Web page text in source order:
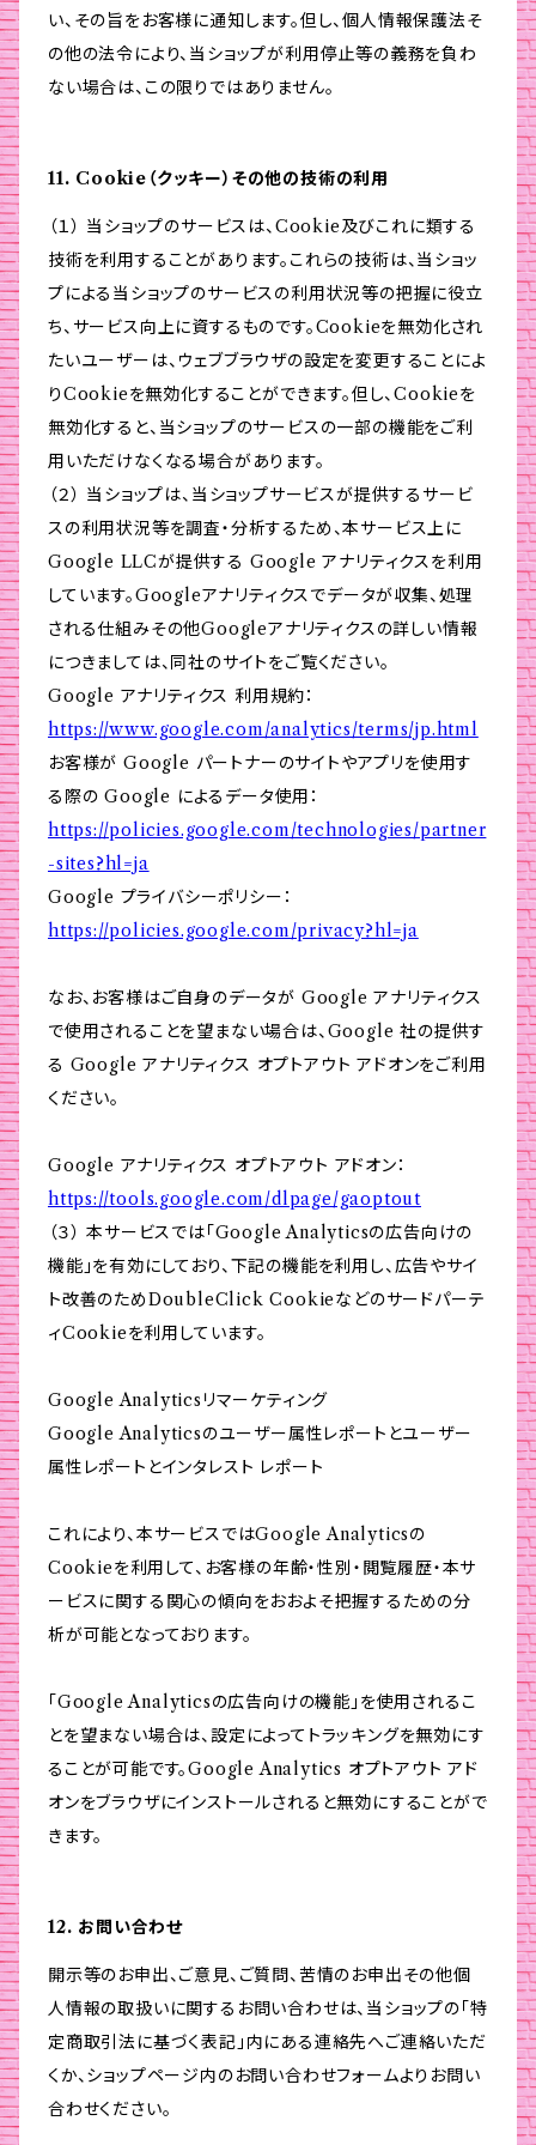
い、その旨をお客様に通知します。但し、個人情報保護法そ
の他の法令により、当ショップが利用停止等の義務を負わ
ない場合は、この限りではありません。
11. Cookie（クッキー）その他の技術の利用
（１） 当ショップのサービスは、Cookie及びこれに類する
技術を利用することがあります。これらの技術は、当ショッ
プによる当ショップのサービスの利用状況等の把握に役立
ち、サービス向上に資するものです。Cookieを無効化され
たいユーザーは、ウェブブラウザの設定を変更することによ
りCookieを無効化することができます。但し、Cookieを
無効化すると、当ショップのサービスの一部の機能をご利
用いただけなくなる場合があります。
（２） 当ショップは、当ショップサービスが提供するサービ
スの利用状況等を調査・分析するため、本サービス上に
Google LLCが提供する Google アナリティクスを利用
しています。Googleアナリティクスでデータが収集、処理
される仕組みその他Googleアナリティクスの詳しい情報
につきましては、同社のサイトをご覧ください。
Google アナリティクス 利用規約：
https://www.google.com/analytics/terms/jp.html
お客様が Google パートナーのサイトやアプリを使用す
る際の Google によるデータ使用：
https://policies.google.com/technologies/partner
-sites?hl=ja
Google プライバシーポリシー：
https://policies.google.com/privacy?hl=ja
なお、お客様はご自身のデータが Google アナリティクス
で使用されることを望まない場合は、Google 社の提供す
る Google アナリティクス オプトアウト アドオンをご利用
ください。
Google アナリティクス オプトアウト アドオン：
https://tools.google.com/dlpage/gaoptout
（３） 本サービスでは「Google Analyticsの広告向けの
機能」を有効にしており、下記の機能を利用し、広告やサイ
ト改善のためDoubleClick Cookieなどのサードパーテ
ィCookieを利用しています。
Google Analyticsリマーケティング
Google Analyticsのユーザー属性レポートとユーザー
属性レポートとインタレスト レポート
これにより、本サービスではGoogle Analyticsの
Cookieを利用して、お客様の年齢・性別・閲覧履歴・本サ
ービスに関する関心の傾向をおおよそ把握するための分
析が可能となっております。
「Google Analyticsの広告向けの機能」を使用されるこ
とを望まない場合は、設定によってトラッキングを無効にす
ることが可能です。Google Analytics オプトアウト アド
オンをブラウザにインストールされると無効にすることがで
きます。
12. お問い合わせ
開示等のお申出、ご意見、ご質問、苦情のお申出その他個
人情報の取扱いに関するお問い合わせは、当ショップの「特
定商取引法に基づく表記」内にある連絡先へご連絡いただ
くか、ショップページ内のお問い合わせフォームよりお問い
合わせください。